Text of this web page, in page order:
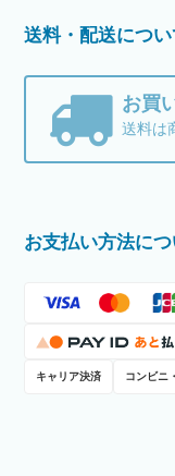
送料・配送につい
お買
送料は
お支払い方法に
キャリア決済 コンビニ